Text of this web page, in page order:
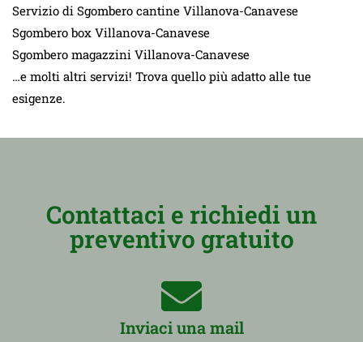
Servizio di Sgombero cantine Villanova-Canavese
Sgombero box Villanova-Canavese
Sgombero magazzini Villanova-Canavese
…e molti altri servizi! Trova quello più adatto alle tue
esigenze.
Contattaci e richiedi un
preventivo gratuito
Inviaci una mail